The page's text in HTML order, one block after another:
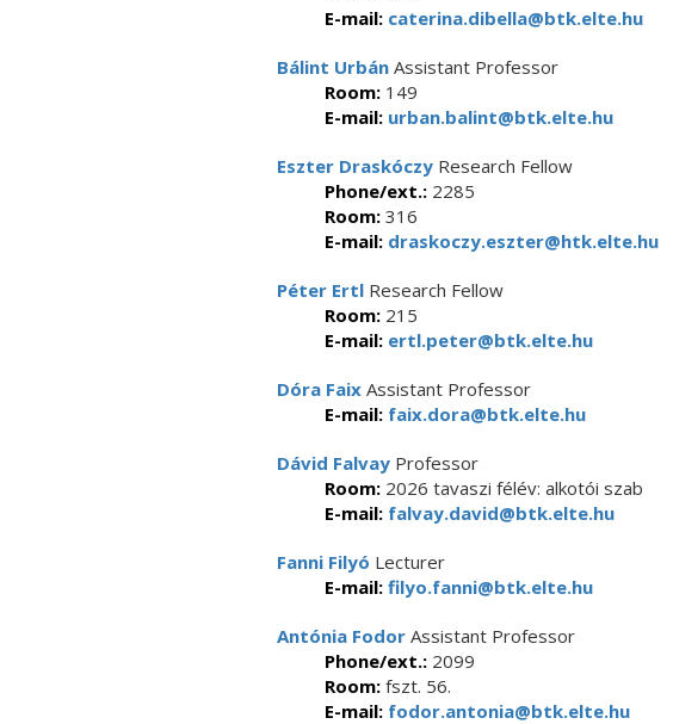
E-mail: caterina.dibella@btk.elte.hu
Bálint Urbán Assistant Professor
Room: 149
E-mail: urban.balint@btk.elte.hu
Eszter Draskóczy Research Fellow
Phone/ext.: 2285
Room: 316
E-mail: draskoczy.eszter@htk.elte.hu
Péter Ertl Research Fellow
Room: 215
E-mail: ertl.peter@btk.elte.hu
Dóra Faix Assistant Professor
E-mail: faix.dora@btk.elte.hu
Dávid Falvay Professor
Room: 2026 tavaszi félév: alkotói szab
E-mail: falvay.david@btk.elte.hu
Fanni Filyó Lecturer
E-mail: filyo.fanni@btk.elte.hu
Antónia Fodor Assistant Professor
Phone/ext.: 2099
Room: fszt. 56.
E-mail: fodor.antonia@btk.elte.hu